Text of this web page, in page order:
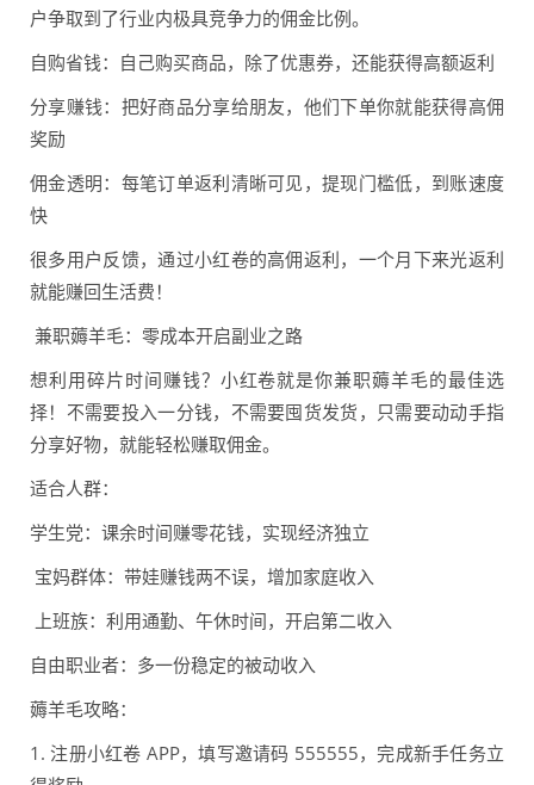
户争取到了行业内极具竞争力的佣金比例。
自购省钱：自己购买商品，除了优惠券，还能获得高额返利
分享赚钱：把好商品分享给朋友，他们下单你就能获得高佣
奖励
佣金透明：每笔订单返利清晰可见，提现门槛低，到账速度
快
很多用户反馈，通过小红卷的高佣返利，一个月下来光返利
就能赚回生活费！
兼职薅羊毛：零成本开启副业之路
想利用碎片时间赚钱？小红卷就是你兼职薅羊毛的最佳选
择！不需要投入一分钱，不需要囤货发货，只需要动动手指
分享好物，就能轻松赚取佣金。
适合人群：
学生党：课余时间赚零花钱，实现经济独立
宝妈群体：带娃赚钱两不误，增加家庭收入
上班族：利用通勤、午休时间，开启第二收入
自由职业者：多一份稳定的被动收入
薅羊毛攻略：
1. 注册小红卷 APP，填写邀请码 555555，完成新手任务立